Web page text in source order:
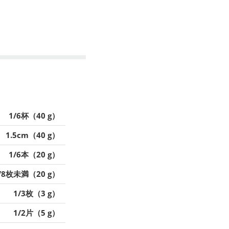
1/6杯（40 g）
1.5cm（40 g）
1/6本（20 g）
枚未満（20 g）
1/3枚（3 g）
1/2片（5 g）